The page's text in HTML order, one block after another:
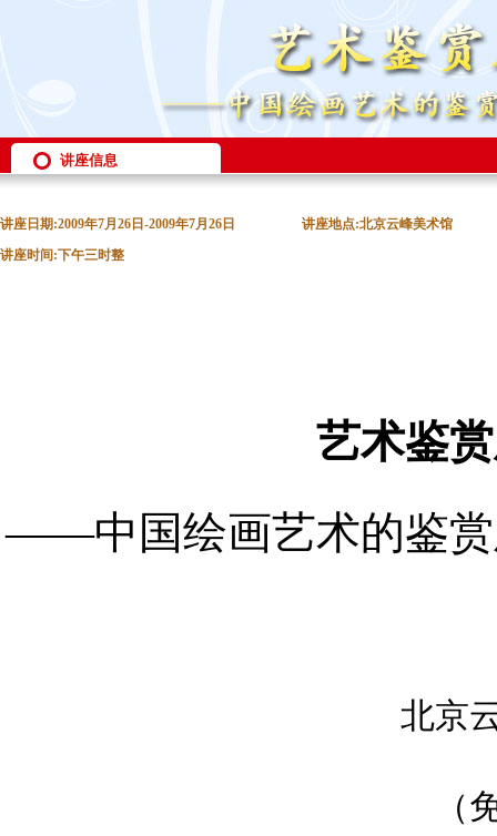
讲座信息
讲座日期:2009年7月26日-2009年7月26日
讲座地点:北京云峰美术馆
讲座时间:下午三时整
艺术鉴
——中国绘画艺术的鉴赏
北京
（